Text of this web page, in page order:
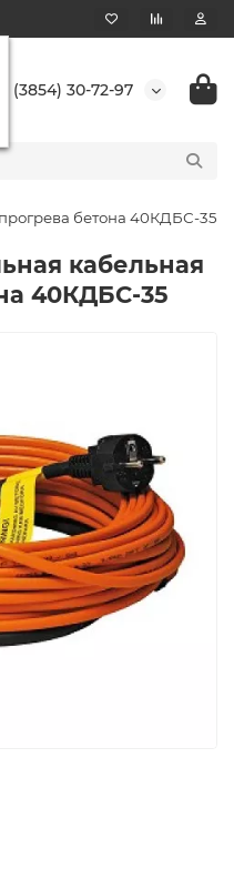
+7 (3854) 30-72-97
бетона 40КДБС-35
кабельная
40КДБС-35